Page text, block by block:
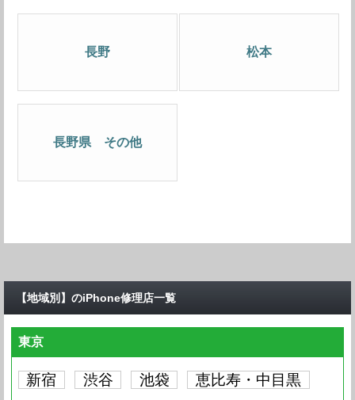
長野 松本
長野県 その他
【地域別】のiPhone修理店一覧
東京
新宿 渋谷 池袋
恵比寿・中目黒